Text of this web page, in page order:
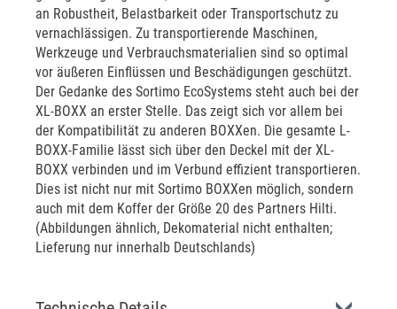
an Robustheit, Belastbarkeit oder Transportschutz zu
vernachlässigen. Zu transportierende Maschinen,
Werkzeuge und Verbrauchsmaterialien sind so optimal
vor äußeren Einflüssen und Beschädigungen geschützt.
Der Gedanke des Sortimo EcoSystems steht auch bei der
XL-BOXX an erster Stelle. Das zeigt sich vor allem bei
der Kompatibilität zu anderen BOXXen. Die gesamte L-
BOXX-Familie lässt sich über den Deckel mit der XL-
BOXX verbinden und im Verbund effizient transportieren.
Dies ist nicht nur mit Sortimo BOXXen möglich, sondern
auch mit dem Koffer der Größe 20 des Partners Hilti.
(Abbildungen ähnlich, Dekomaterial nicht enthalten;
Lieferung nur innerhalb Deutschlands)